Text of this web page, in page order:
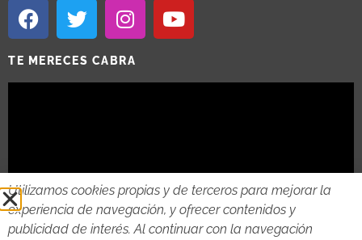
TE MERECES CABRA
Utilizamos cookies propias y de terceros para mejorar la
experiencia de navegación, y ofrecer contenidos y
publicidad de interés. Al continuar con la navegación